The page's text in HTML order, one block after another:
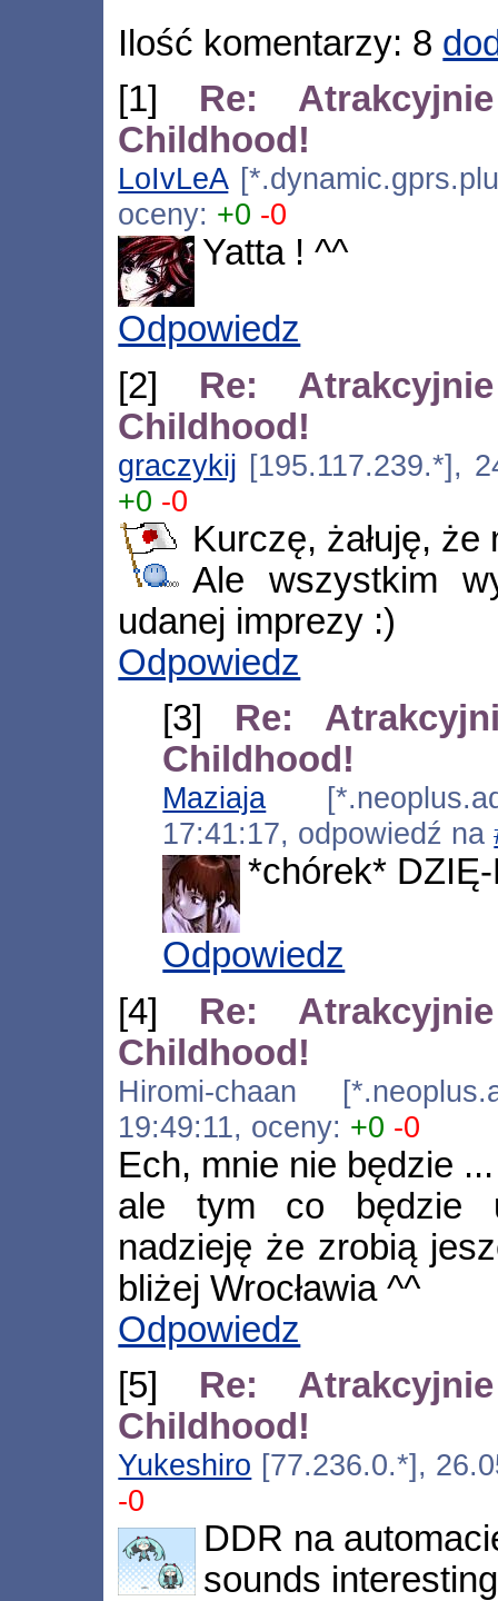
Ilość komentarzy: 8
[1] Re:
Childhood!
LoIvLeA
oceny: +0 -0
Yatta ! ^^
Odpowiedz
[2] Re:
Childhood!
graczykij [195.117.239.*],
+0 -0
Kurczę, żałuję,
Ale wszystkim
udanej imprezy :)
Odpowiedz
[3] Re:
Childhood!
Maziaja
17:41:17, odpowiedź na
*chórek*
Odpowiedz
[4] Re:
Childhood!
Hiromi-chaan
19:49:11, oceny: +0 -0
Ech, mnie nie będzie
ale tym co będzie
nadzieję że zrobią
bliżej Wrocławia ^^
Odpowiedz
[5] Re:
Childhood!
Yukeshiro [77.236.0.*],
-0
DDR na
sounds